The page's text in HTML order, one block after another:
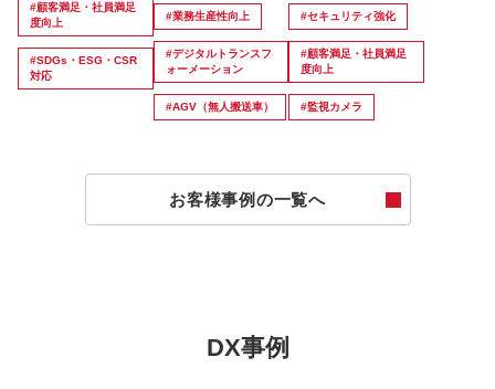
#顧客満足・社員満足
度向上
#SDGs・ESG・CSR
対応
#業務生産性向上
#デジタルトランスフ
ォーメーション
#AGV（無人搬送車）
#セキュリティ強化
#顧客満足・社員満足
度向上
#監視カメラ
お客様事例の一覧へ
DX事例